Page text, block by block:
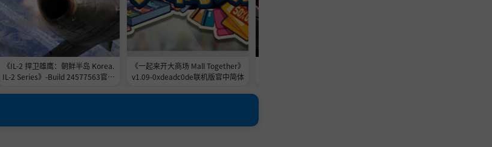
《IL-2 捍卫雄鹰：朝鲜半岛 Korea.
IL-2 Series》-Build 24577563官中
《一起来开大商场 Mall Together》
v1.09-0xdeadc0de联机版官中简体